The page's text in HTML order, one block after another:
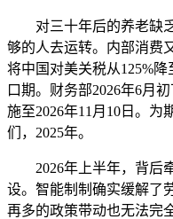
对三十年后的养老缺乏
够的人去运转。内部消费
将中国对美关税从125%
口期。财务部2026年6月
施至2026年11月10日。为
们，2025年。
2026年上半年，背后牵
设。智能制制确实缓解了
再多的政策带动也无法完